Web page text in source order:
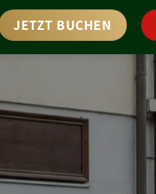
JETZT BUCHEN